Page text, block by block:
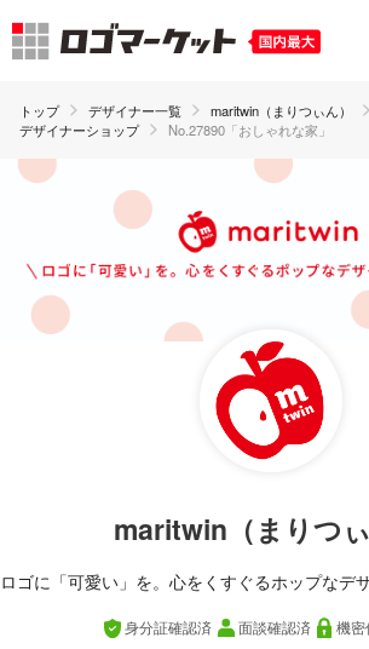
トップ デザイナー一覧
maritwin（まりつぃん）
デザイナーショップ
No.27890「おしゃれな家」
maritwin（まりつぃ
ロゴに「可愛い」を。心をくすぐるホップなデ
身分証確認済 面談確認済 機密